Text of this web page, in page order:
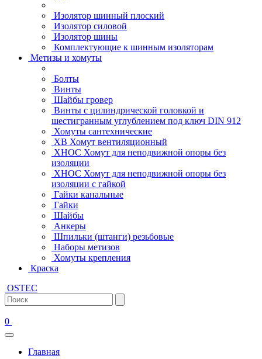
Изолятор шинный плоский
Изолятор силовой
Изолятор шины
Комплектующие к шинным изоляторам
Метизы и хомуты
Болты
Винты
Шайбы гровер
Винты с цилиндрической головкой и
шестигранным углублением под ключ DIN 912
Хомуты сантехнические
ХВ Хомут вентиляционный
ХНОС Хомут для неподвижной опоры без
изоляции
ХНОС Хомут для неподвижной опоры без
изоляции с гайкой
Гайки канальные
Гайки
Шайбы
Анкеры
Шпильки (штанги) резьбовые
Наборы метизов
Хомуты крепления
Краска
OSTEC
0
Главная